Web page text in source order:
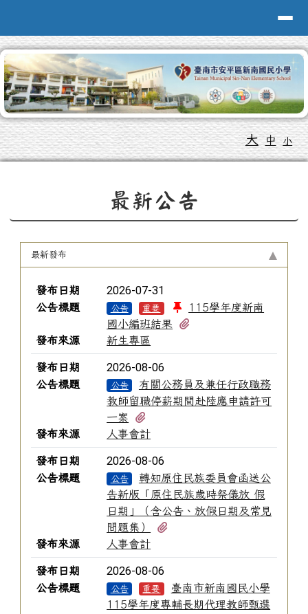
工具列 大 中 小
最新公告
最新發布
新聞列表
發布日期 2026-07-31
公告標題 公告 重要
115學年度新南
國小編班結果
發布來源
新生專區
發布日期 2026-08-06
公告標題 公告
有關公務員及兼任行政職務
教師留職停薪期間赴陸應申請許可
一案
發布來源
人事會計
發布日期 2026-08-06
公告標題 公告
轉知原住民族委員會函送公
告新版「原住民族歲時祭儀放 假
日期」（含公告、放假日期及常見
問題集）
發布來源
人事會計
發布日期 2026-08-06
公告標題 公告 重要
臺南市新南國民小學
115學年度專輔長期代理教師甄選